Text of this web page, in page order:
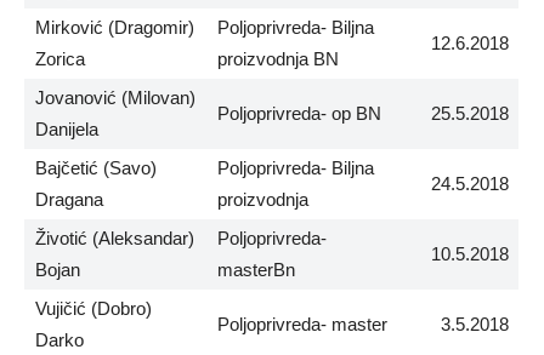
Mirković (Dragomir)
Zorica
Poljoprivreda- Biljna
proizvodnja BN
12.6.2018
Jovanović (Milovan)
Danijela
Poljoprivreda- op BN 25.5.2018
Bajčetić (Savo)
Dragana
Poljoprivreda- Biljna
proizvodnja
24.5.2018
Životić (Aleksandar)
Bojan
Poljoprivreda-
masterBn
10.5.2018
Vujičić (Dobro)
Darko
Poljoprivreda- master 3.5.2018